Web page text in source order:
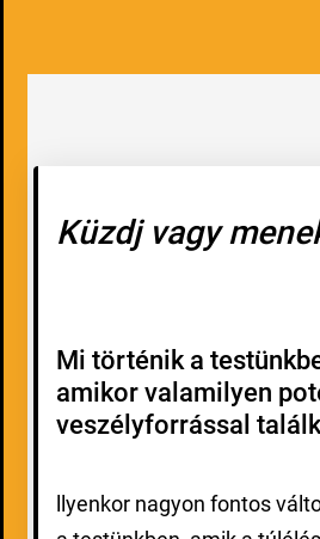
Küzdj vagy
Mi történik a
amikor valamilyen
veszélyforrással
llyenkor nagyon fontos